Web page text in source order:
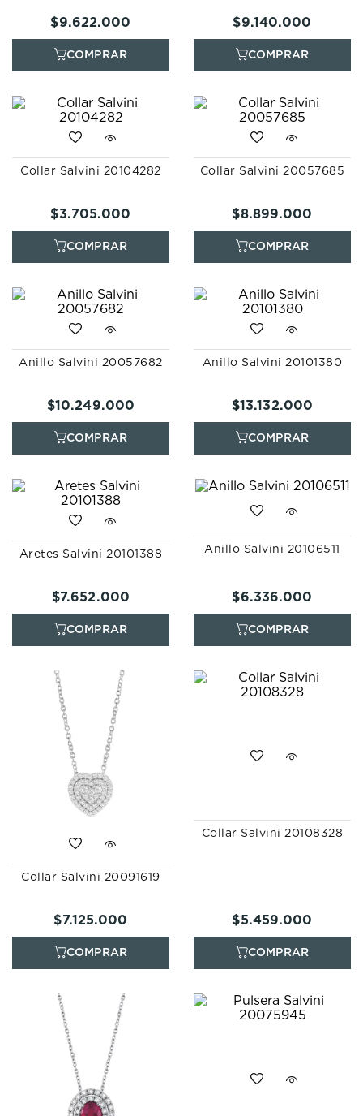
$9.622.000 $9.140.000
Collar Salvini 20104282
$3.705.000
Collar Salvini 20057685
$8.899.000
Anillo Salvini 20057682
$10.249.000
Anillo Salvini 20101380
$13.132.000
Aretes Salvini 20101388
$7.652.000
Anillo Salvini 20106511
$6.336.000
Collar Salvini 20091619
$7.125.000
Collar Salvini 20108328
$5.459.000